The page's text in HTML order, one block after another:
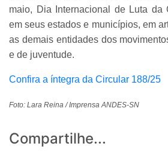
maio, Dia Internacional de Luta da
em seus estados e municípios, em
as demais entidades dos
e de juventude.
Confira a íntegra da Circular 188/25
Foto: Lara Reina / Imprensa ANDES-SN
Compartilhe...